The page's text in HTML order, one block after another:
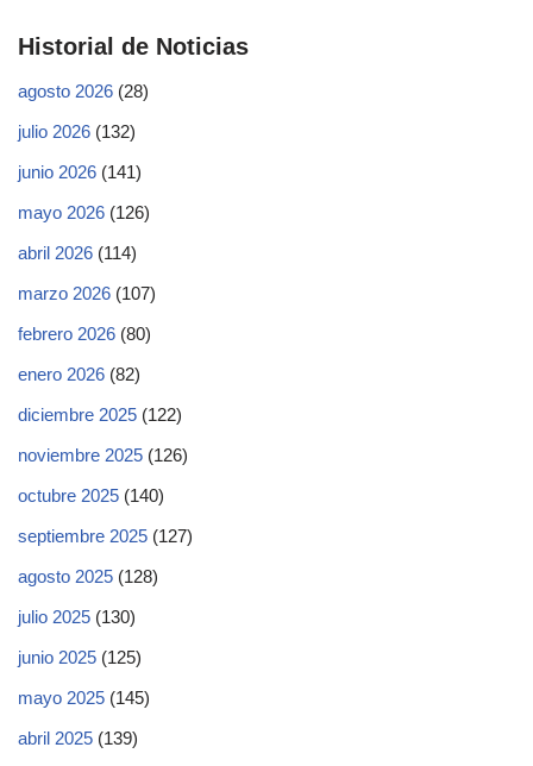
Historial de Noticias
agosto 2026 (28)
julio 2026 (132)
junio 2026 (141)
mayo 2026 (126)
abril 2026 (114)
marzo 2026 (107)
febrero 2026 (80)
enero 2026 (82)
diciembre 2025 (122)
noviembre 2025 (126)
octubre 2025 (140)
septiembre 2025 (127)
agosto 2025 (128)
julio 2025 (130)
junio 2025 (125)
mayo 2025 (145)
abril 2025 (139)